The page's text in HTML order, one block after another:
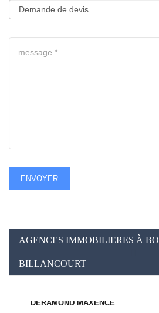
ENVOYER
AGENCES IMMOBILIERES À
BILLANCOURT
DERAMOND MAXENCE